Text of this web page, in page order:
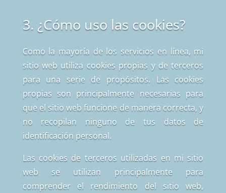
3. ¿Cómo uso las cookies?
Como la mayoría de los servicios en línea, mi
sitio web utiliza cookies propias y de terceros
para una serie de propósitos. Las cookies
propias son principalmente necesarias para
que el sitio web funcione de manera correcta, y
no recopilan ninguno de tus datos de
identificación personal.
Las cookies de terceros utilizadas en mi sitio
web se utilizan principalmente para
comprender el rendimiento del sitio web,